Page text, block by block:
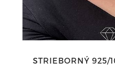
STRIEBORNÝ 925/